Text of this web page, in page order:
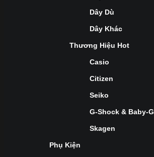
Dây Dù
Dây Khác
Thương Hiệu Hot
Casio
Citizen
Seiko
G-Shock & Baby-G
Skagen
Phụ Kiện